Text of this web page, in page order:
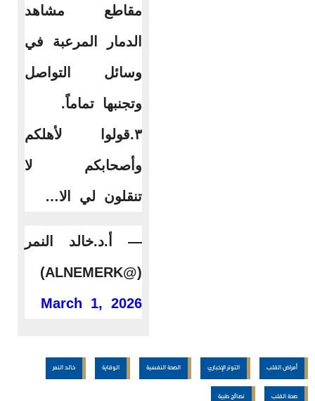
مقاطع مشاهد
الدمار المرعبة في
وسائل التواصل
وتجنبها تماماً.
٣.قولوا لأهلكم
وأصحابكم لا
تنقلون لي الا…
— أ.د.خالد النمر
(@ALNEMERK)
March 1, 2026
أمراض القلب التوتر الإخباري الصحة النفسية الوقاية خالد النمر
صحة القلب نصائح طبية